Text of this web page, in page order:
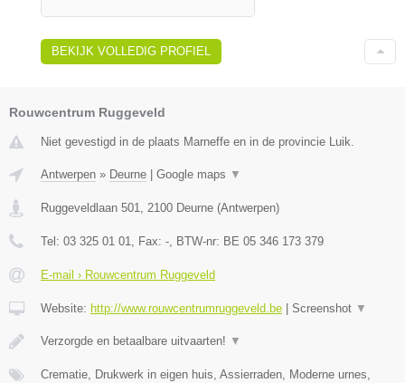
BEKIJK VOLLEDIG PROFIEL
Rouwcentrum Ruggeveld
Niet gevestigd in de plaats Marneffe en in de provincie Luik.
Antwerpen » Deurne Google maps ▼
Ruggeveldlaan 501, 2100 Deurne (Antwerpen)
Tel: 03 325 01 01, Fax: -, BTW-nr: BE 05 346 173 379
E-mail › Rouwcentrum Ruggeveld
Website: http://www.rouwcentrumruggeveld.be Screenshot ▼
Verzorgde en betaalbare uitvaarten! ▼
Crematie, Drukwerk in eigen huis, Assierraden, Moderne urnes,